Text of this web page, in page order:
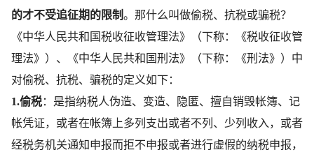
的才不受追征期的限制。那什么叫做偷税、抗税或骗税？
《中华人民共和国税收征收管理法》（下称：《税收征收管
理法》）、《中华人民共和国刑法》（下称：《刑法》）中
对偷税、抗税、骗税的定义如下：
1.偷税：是指纳税人伪造、变造、隐匿、擅自销毁帐簿、记
帐凭证，或者在帐簿上多列支出或者不列、少列收入，或者
经税务机关通知申报而拒不申报或者进行虚假的纳税申报，